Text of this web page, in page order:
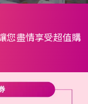
您盡情享受超值購